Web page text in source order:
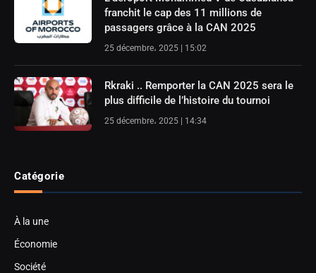
franchit le cap des 11 millions de
passagers grâce à la CAN 2025
25 décembre، 2025 | 15:02
Rkraki .. Remporter la CAN 2025 sera le
plus difficile de l’histoire du tournoi
25 décembre، 2025 | 14:34
Catégorie
À la une
Économie
Société